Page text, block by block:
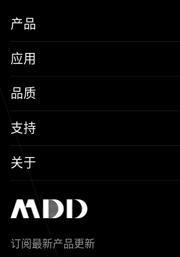
产品
MOSFETs
保护器件
三极管
SiC
IC
应用
消费电子
汽车电子
新能源
智能家居
新兴行业
品质
可靠性实验室
质量与环境
其他信息(PCN)
支持
样品与支持
关于
订阅最新产品更新